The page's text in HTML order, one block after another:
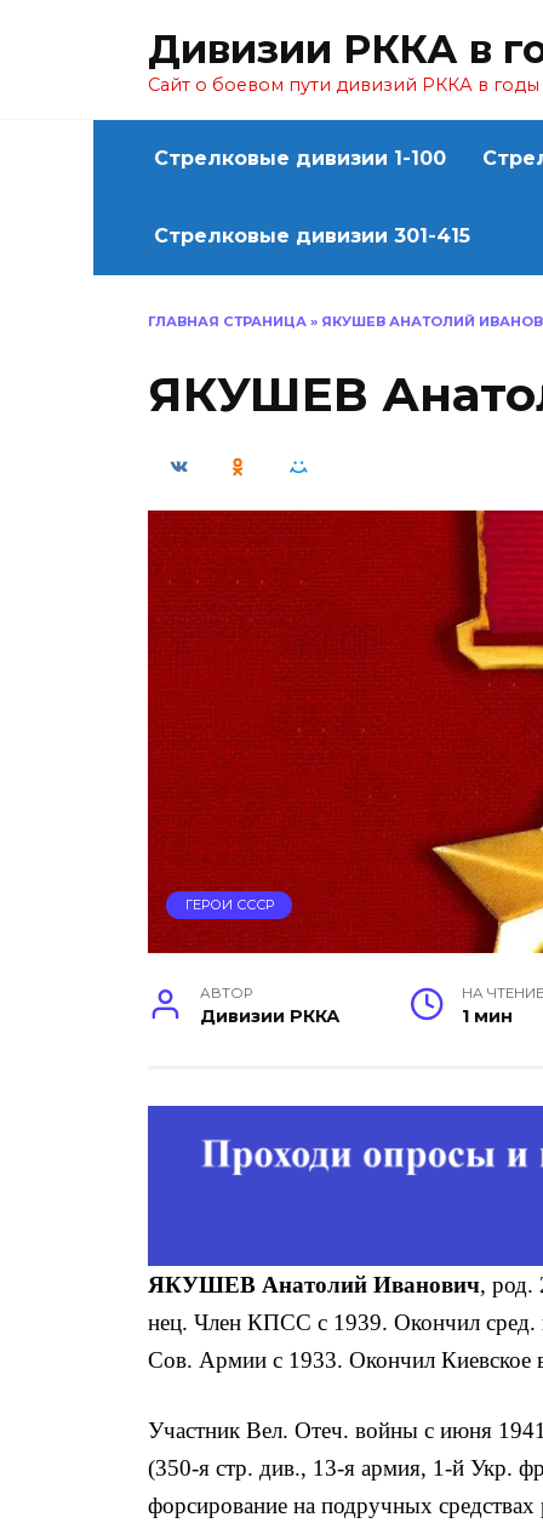
Дивизии РККА в
Сайт о боевом пути дивизий РККА в
Стрелковые дивизии 1-100
Стрелковые дивизии 301-415
ГЛАВНАЯ СТРАНИЦА » ЯКУШЕВ АНАТОЛИЙ
ЯКУШЕВ
ГЕРОИ СССР
АВТОР
Дивизии РККА
НА ЧТЕНИЕ
1 мин
ЯКУШЕВ Анатолий Иванович, род.
нец. Член КПСС с 1939. Окончил
Сов. Армии с 1933. Окончил Киевское
Участник Вел. Отеч. войны с июня
(350-я стр. див., 13-я армия, 1-й Укр.
форсирование на подручных